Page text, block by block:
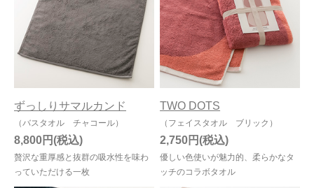
ずっしりサマルカンド
（バスタオル チャコール）
贅沢な重厚感と抜群の吸水性を味わ
っていただける一枚
8,800円
TWO DOTS
（フェイスタオル ブリック）
優しい色使いが魅力的、柔らかなタ
ッチのコラボタオル
2,750円